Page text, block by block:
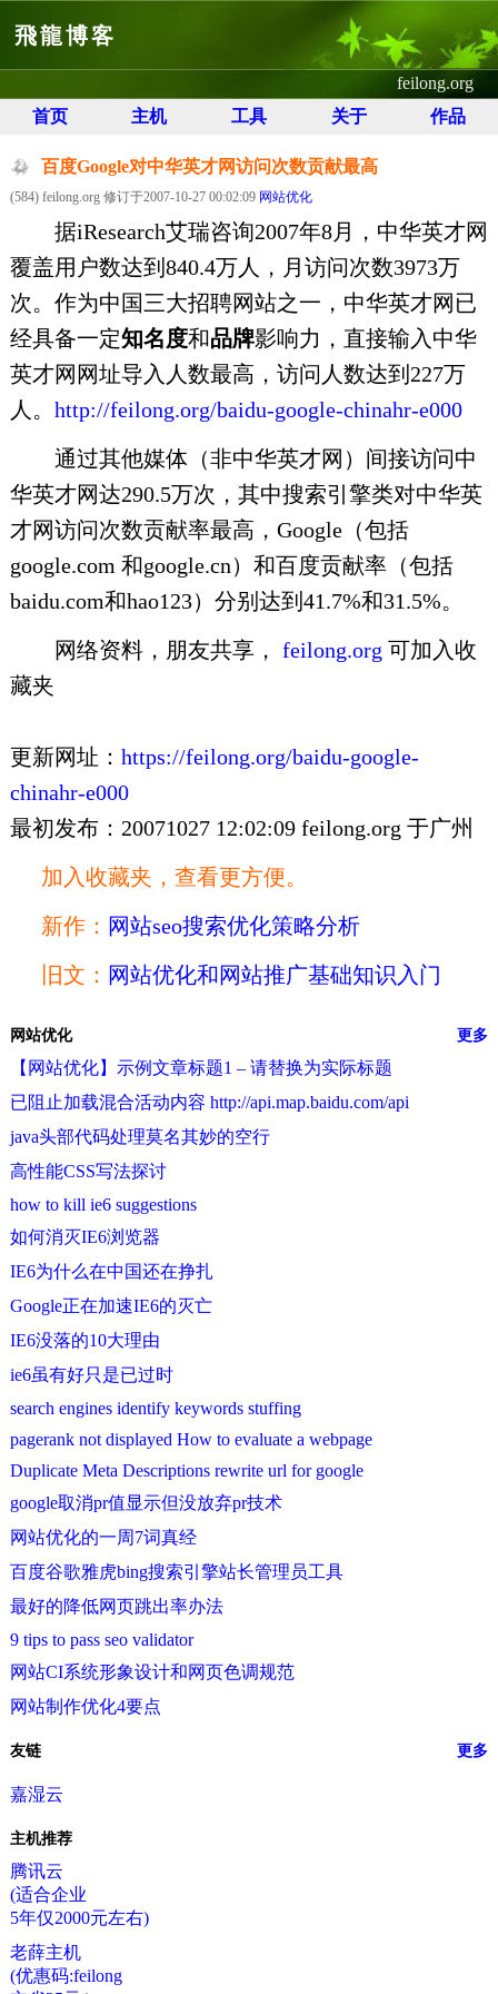
飛龍博客
feilong.org
首页
主机 工具 关于 作品
百度Google对中华英才网访问次数贡献最高
(584) feilong.org 修订于2007-10-27 00:02:09 网站优化
据iResearch艾瑞咨询2007年8月，中华英才网
覆盖用户数达到840.4万人，月访问次数3973万
次。作为中国三大招聘网站之一，中华英才网已
经具备一定知名度和品牌影响力，直接输入中华
英才网网址导入人数最高，访问人数达到227万
人。 http://feilong.org/baidu-google-chinahr-e000
通过其他媒体（非中华英才网）间接访问中
华英才网达290.5万次，其中搜索引擎类对中华英
才网访问次数贡献率最高，Google（包括
google.com 和google.cn）和百度贡献率（包括
baidu.com和hao123）分别达到41.7%和31.5%。
网络资料，朋友共享， feilong.org 可加入收
藏夹
更新网址： https://feilong.org/baidu-google-
chinahr-e000
最初发布：20071027 12:02:09 feilong.org 于广州
加入收藏夹，查看更方便。
新作： 网站seo搜索优化策略分析
旧文： 网站优化和网站推广基础知识入门
网站优化 更多
【网站优化】示例文章标题1 – 请替换为实际标题
已阻止加载混合活动内容 http://api.map.baidu.com/api
java头部代码处理莫名其妙的空行
高性能CSS写法探讨
how to kill ie6 suggestions
如何消灭IE6浏览器
IE6为什么在中国还在挣扎
Google正在加速IE6的灭亡
IE6没落的10大理由
ie6虽有好只是已过时
search engines identify keywords stuffing
pagerank not displayed How to evaluate a webpage
Duplicate Meta Descriptions rewrite url for google
google取消pr值显示但没放弃pr技术
网站优化的一周7词真经
百度谷歌雅虎bing搜索引擎站长管理员工具
最好的降低网页跳出率办法
9 tips to pass seo validator
网站CI系统形象设计和网页色调规范
网站制作优化4要点
友链 更多
嘉湿云
主机推荐
腾讯云
(适合企业
5年仅2000元左右)
老薛主机
(优惠码:feilong